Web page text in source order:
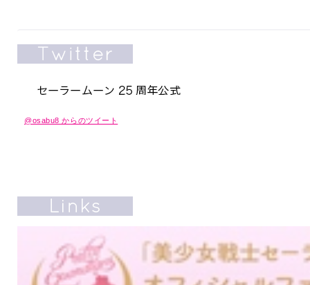
@osabu8 からのツイート